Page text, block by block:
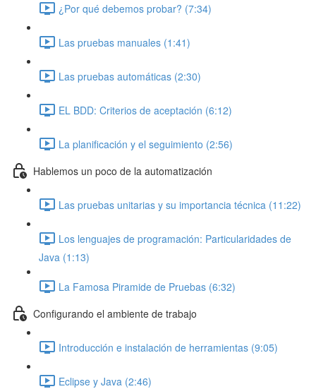
¿Por qué debemos probar? (7:34)
Las pruebas manuales (1:41)
Las pruebas automáticas (2:30)
EL BDD: Criterios de aceptación (6:12)
La planificación y el seguimiento (2:56)
Hablemos un poco de la automatización
Las pruebas unitarias y su importancia técnica (11:22)
Los lenguajes de programación: Particularidades de
Java (1:13)
La Famosa Piramide de Pruebas (6:32)
Configurando el ambiente de trabajo
Introducción e instalación de herramientas (9:05)
Eclipse y Java (2:46)